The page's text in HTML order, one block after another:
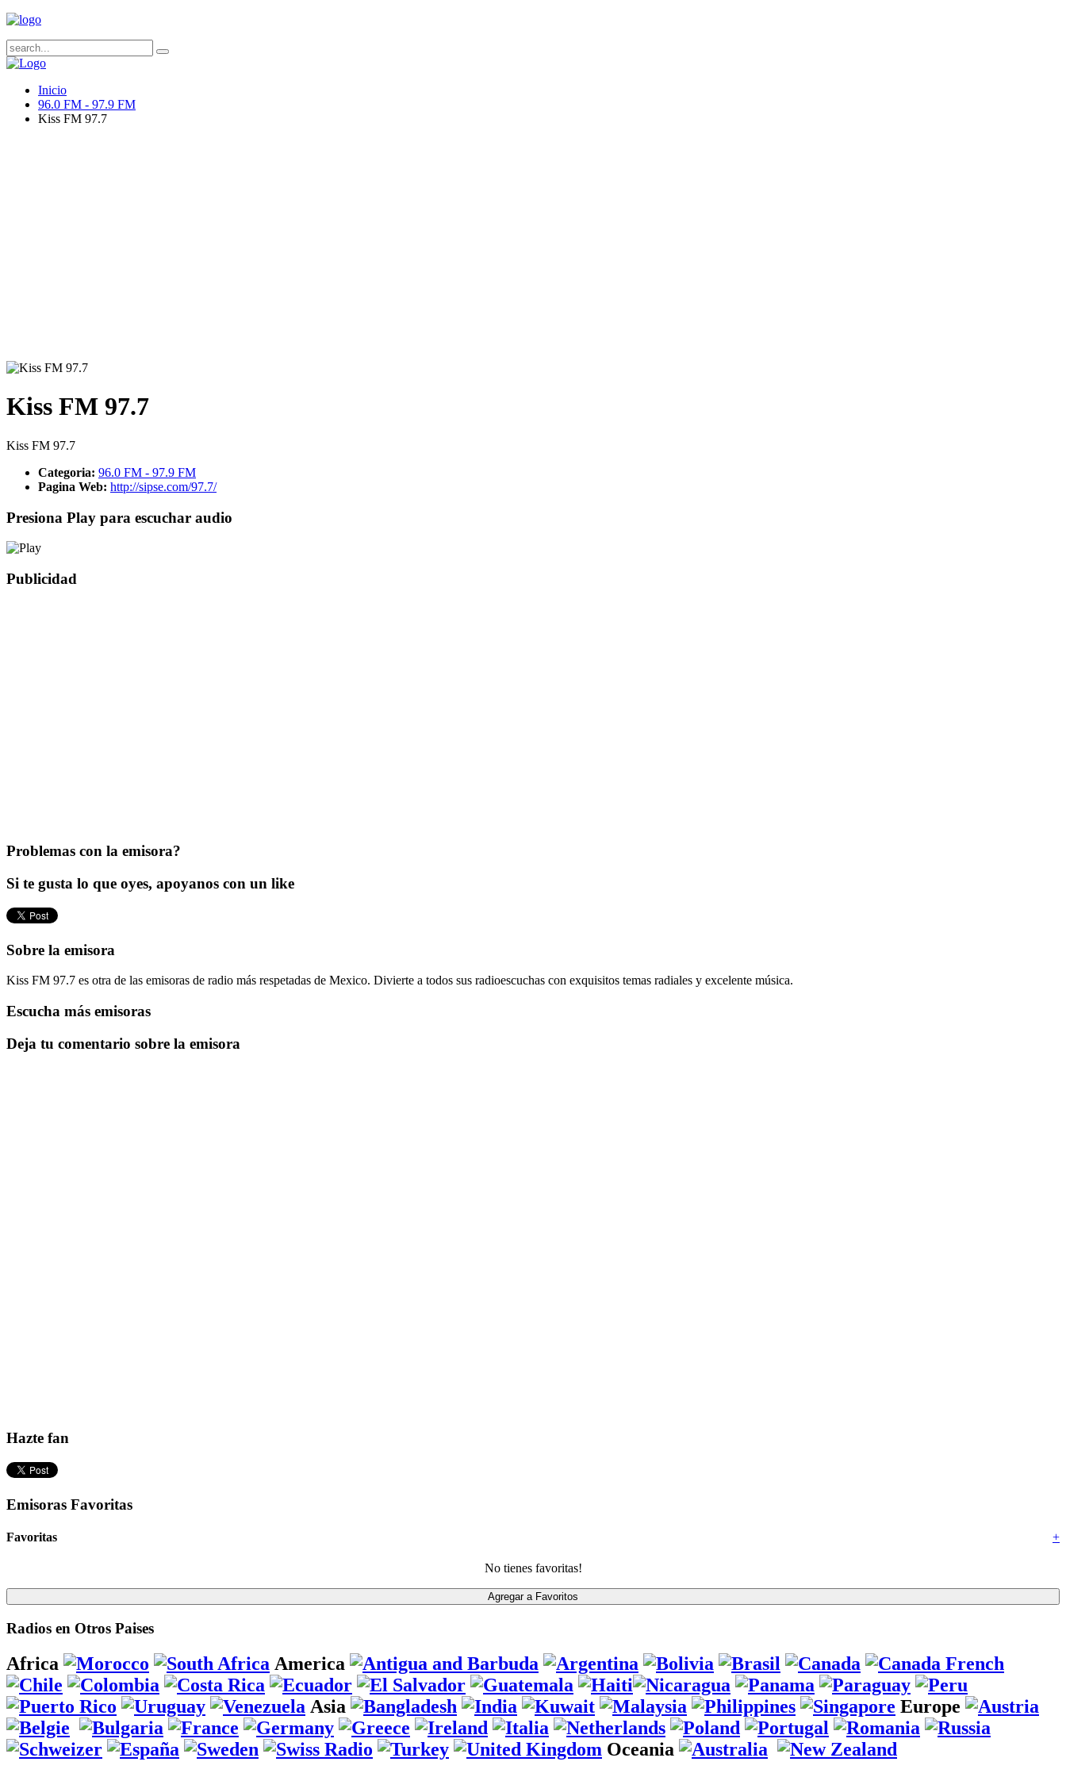
Inicio
96.0 FM - 97.9 FM
Kiss FM 97.7
Kiss FM 97.7
Kiss FM 97.7
Categoria: 96.0 FM - 97.9 FM
Pagina Web: http://sipse.com/97.7/
Presiona Play para escuchar audio
Publicidad
Problemas con la emisora?
Si te gusta lo que oyes, apoyanos con un like
Sobre la emisora
Kiss FM 97.7 es otra de las emisoras de radio más respetadas de Mexico. Divierte a todos sus radioescuchas con exquisitos temas radiales y excelente música.
Escucha más emisoras
Deja tu comentario sobre la emisora
Hazte fan
Emisoras Favoritas
+
Favoritas
No tienes favoritas!
Radios en Otros Paises
Africa America
Asia Europe
Oceania